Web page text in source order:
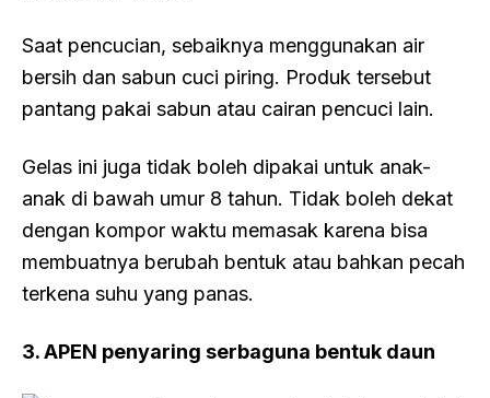
Saat pencucian, sebaiknya menggunakan air
bersih dan sabun cuci piring. Produk tersebut
pantang pakai sabun atau cairan pencuci lain.
Gelas ini juga tidak boleh dipakai untuk anak-
anak di bawah umur 8 tahun. Tidak boleh dekat
dengan kompor waktu memasak karena bisa
membuatnya berubah bentuk atau bahkan pecah
terkena suhu yang panas.
3. APEN penyaring serbaguna bentuk daun